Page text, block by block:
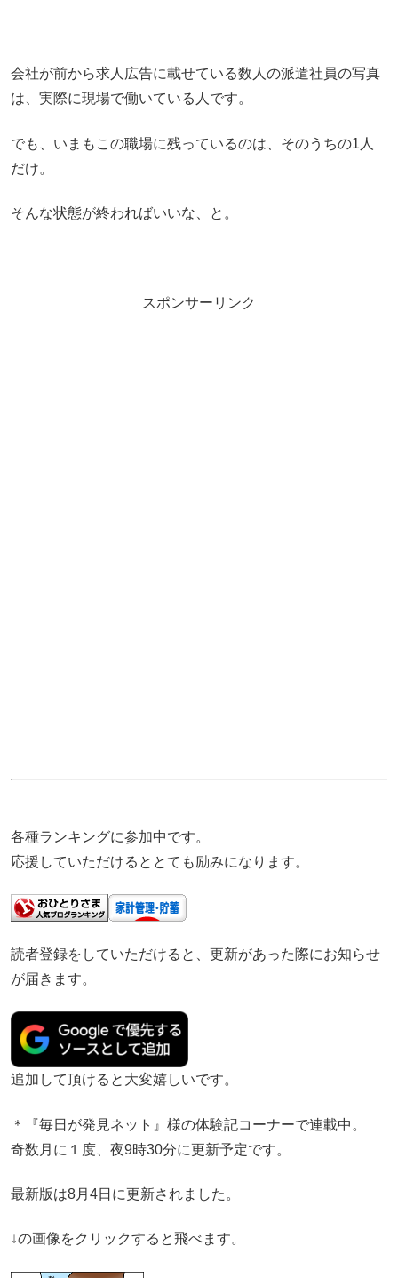
会社が前から求人広告に載せている数人の派遣社員の写真
は、実際に現場で働いている人です。
でも、いまもこの職場に残っているのは、そのうちの1人
だけ。
そんな状態が終わればいいな、と。
スポンサーリンク
各種ランキングに参加中です。
応援していただけるととても励みになります。
読者登録をしていただけると、更新があった際にお知らせ
が届きます。
追加して頂けると大変嬉しいです。
＊『毎日が発見ネット』様の体験記コーナーで連載中。
奇数月に１度、夜9時30分に更新予定です。
最新版は8月4日に更新されました。
↓の画像をクリックすると飛べます。